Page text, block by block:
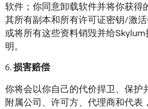
软件；你同意卸载软件并将你获得
其所有副本和所有许可证密钥/激活
或将所有这些资料销毁并给
明。
损害赔偿
你将会以你自己的代价捍卫、保护
附属公司、许可方、代理商和代表